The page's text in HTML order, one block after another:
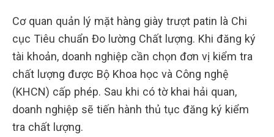
Cơ quan quản lý mặt hàng giày trượt patin là Chi
cục Tiêu chuẩn Đo lường Chất lượng. Khi đăng ký
tài khoản, doanh nghiệp cần chọn đơn vị kiểm tra
chất lượng được Bộ Khoa học và Công nghệ
(KHCN) cấp phép. Sau khi có tờ khai hải quan,
doanh nghiệp sẽ tiến hành thủ tục đăng ký kiểm
tra chất lượng.